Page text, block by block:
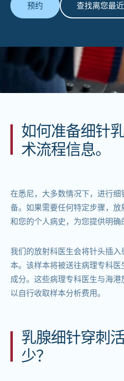
预约 查找离您最
如何准备细针
术流程信息。
在悉尼，大多数情况下，进行
备。如果需要任何特定步骤，
和您的个人病史，为您提供明确
我们的放射科医生会将针头插
本。该样本将被送往病理专科
成分。这些病理专科医生与海
以自行收取样本分析费用。
乳腺细针穿刺
少？